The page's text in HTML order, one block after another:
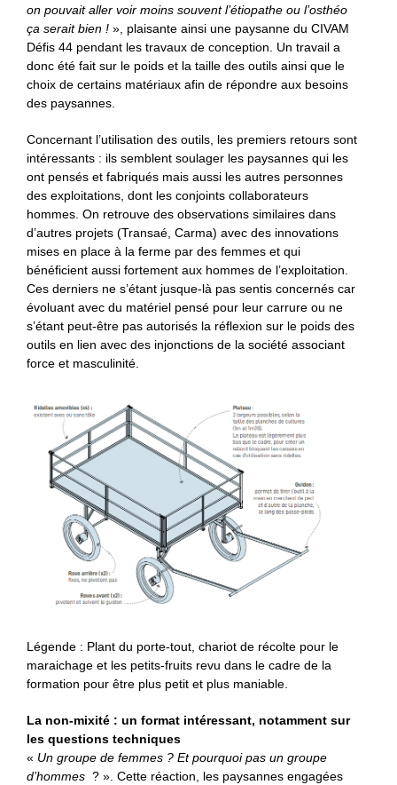
on pouvait aller voir moins souvent l’étiopathe ou l’osthéo
ça serait bien ! », plaisante ainsi une paysanne du CIVAM
Défis 44 pendant les travaux de conception. Un travail a
donc été fait sur le poids et la taille des outils ainsi que le
choix de certains matériaux afin de répondre aux besoins
des paysannes.
Concernant l’utilisation des outils, les premiers retours sont
intéressants : ils semblent soulager les paysannes qui les
ont pensés et fabriqués mais aussi les autres personnes
des exploitations, dont les conjoints collaborateurs
hommes. On retrouve des observations similaires dans
d’autres projets (Transaé, Carma) avec des innovations
mises en place à la ferme par des femmes et qui
bénéficient aussi fortement aux hommes de l’exploitation.
Ces derniers ne s’étant jusque-là pas sentis concernés car
évoluant avec du matériel pensé pour leur carrure ou ne
s’étant peut-être pas autorisés la réflexion sur le poids des
outils en lien avec des injonctions de la société associant
force et masculinité.
Légende : Plant du porte-tout, chariot de récolte pour le
maraichage et les petits-fruits revu dans le cadre de la
formation pour être plus petit et plus maniable.
La non-mixité : un format intéressant, notamment sur
les questions techniques
« Un groupe de femmes ? Et pourquoi pas un groupe
d’hommes ? ». Cette réaction, les paysannes engagées